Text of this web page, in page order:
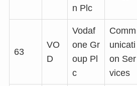
n Plc
63
VO
D
Vodaf
one Gr
oup Pl
c
Comm
unicati
on Ser
vices